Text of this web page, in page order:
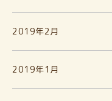
2019年2月
2019年1月